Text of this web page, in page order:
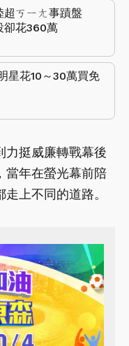
超ㄎㄧㄤ事蹟盤
卻花360萬
星花10～30萬買免
力挺威廉轉戰幕後
當年在螢光幕前陪
上不同的道路。